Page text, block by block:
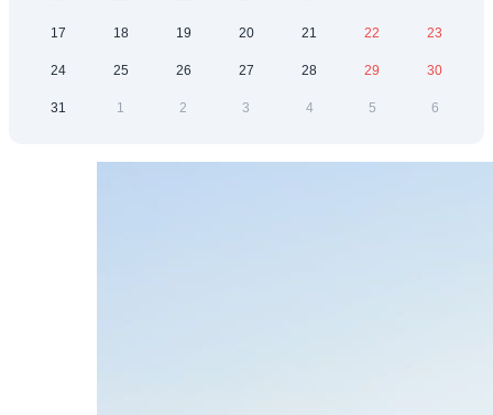
17 18 19 20 21 22 23
24 25 26 27 28 29 30
31 1 2 3 4 5 6